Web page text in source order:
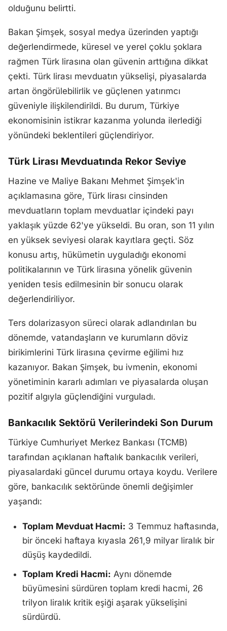
olduğunu belirtti.
Bakan Şimşek, sosyal medya üzerinden yaptığı
değerlendirmede, küresel ve yerel çoklu şoklara
rağmen Türk lirasına olan güvenin arttığına dikkat
çekti. Türk lirası mevduatın yükselişi, piyasalarda
artan öngörülebilirlik ve güçlenen yatırımcı
güveniyle ilişkilendirildi. Bu durum, Türkiye
ekonomisinin istikrar kazanma yolunda ilerlediği
yönündeki beklentileri güçlendiriyor.
Türk Lirası Mevduatında Rekor Seviye
Hazine ve Maliye Bakanı Mehmet Şimşek'in
açıklamasına göre, Türk lirası cinsinden
mevduatların toplam mevduatlar içindeki payı
yaklaşık yüzde 62'ye yükseldi. Bu oran, son 11 yılın
en yüksek seviyesi olarak kayıtlara geçti. Söz
konusu artış, hükümetin uyguladığı ekonomi
politikalarının ve Türk lirasına yönelik güvenin
yeniden tesis edilmesinin bir sonucu olarak
değerlendiriliyor.
Ters dolarizasyon süreci olarak adlandırılan bu
dönemde, vatandaşların ve kurumların döviz
birikimlerini Türk lirasına çevirme eğilimi hız
kazanıyor. Bakan Şimşek, bu ivmenin, ekonomi
yönetiminin kararlı adımları ve piyasalarda oluşan
pozitif algıyla güçlendiğini vurguladı.
Bankacılık Sektörü Verilerindeki Son Durum
Türkiye Cumhuriyet Merkez Bankası (TCMB)
tarafından açıklanan haftalık bankacılık verileri,
piyasalardaki güncel durumu ortaya koydu. Verilere
göre, bankacılık sektöründe önemli değişimler
yaşandı:
Toplam Mevduat Hacmi: 3 Temmuz haftasında,
bir önceki haftaya kıyasla 261,9 milyar liralık bir
düşüş kaydedildi.
Toplam Kredi Hacmi: Aynı dönemde
büyümesini sürdüren toplam kredi hacmi, 26
trilyon liralık kritik eşiği aşarak yükselişini
sürdürdü.